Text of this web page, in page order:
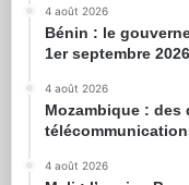
4 août 2026
Bénin : le
1er septembre 2026
4 août 2026
Mozambique :
4 août 2026